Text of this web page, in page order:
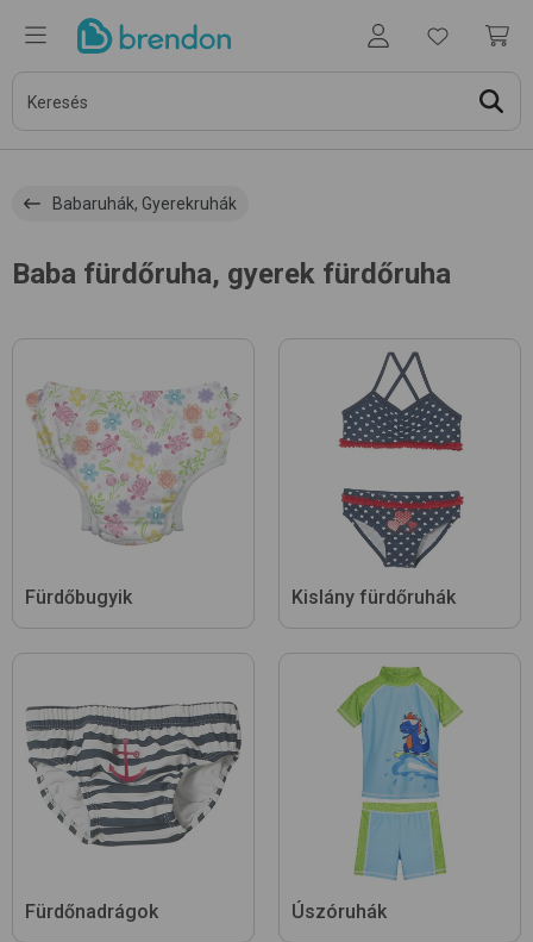
Babaruhák, Gyerekruhák
Baba fürdőruha, gyerek fürdőruha
Fürdőbugyik Kislány fürdőruhák
Fürdőnadrágok Úszóruhák